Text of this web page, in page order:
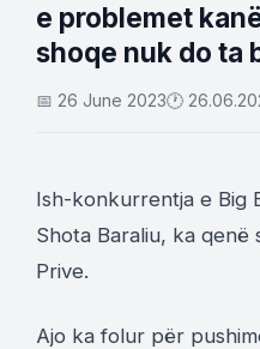
e problemet
shoqe nuk do ta
📅 26 June 2023🕐
Ish-konkurrentja e Big
Shota Baraliu, ka qenë
Prive.
Ajo ka folur për